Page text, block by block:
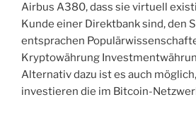
Airbus A380, dass sie virtuell
Kunde einer Direktbank sind, den
entsprachen
Kryptowährung
Alternativ dazu ist es auch
investieren die im Bitcoin-